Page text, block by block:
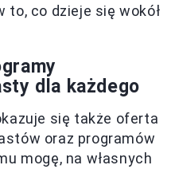
to, co dzieje się wokół
dla każdego
się także oferta
oraz programów
mogę, na własnych